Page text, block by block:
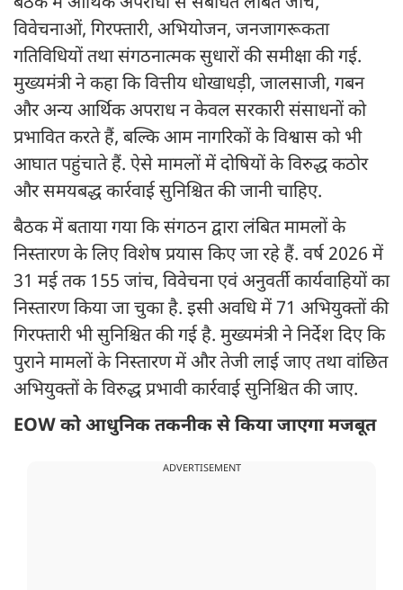
विवेचनाओं, गिरफ्तारी, अभियोजन, जनजागरूकता
गतिविधियों तथा संगठनात्मक सुधारों की समीक्षा की गई.
मुख्यमंत्री ने कहा कि वित्तीय धोखाधड़ी, जालसाजी, गबन
और अन्य आर्थिक अपराध न केवल सरकारी संसाधनों को
प्रभावित करते हैं, बल्कि आम नागरिकों के विश्वास को भी
आघात पहुंचाते हैं. ऐसे मामलों में दोषियों के विरुद्ध कठोर
और समयबद्ध कार्रवाई सुनिश्चित की जानी चाहिए.
बैठक में बताया गया कि संगठन द्वारा लंबित मामलों के
निस्तारण के लिए विशेष प्रयास किए जा रहे हैं. वर्ष 2026 में
31 मई तक 155 जांच, विवेचना एवं अनुवर्ती कार्यवाहियों का
निस्तारण किया जा चुका है. इसी अवधि में 71 अभियुक्तों की
गिरफ्तारी भी सुनिश्चित की गई है. मुख्यमंत्री ने निर्देश दिए कि
पुराने मामलों के निस्तारण में और तेजी लाई जाए तथा वांछित
अभियुक्तों के विरुद्ध प्रभावी कार्रवाई सुनिश्चित की जाए.
EOW को आधुनिक तकनीक से किया जाएगा मजबूत
ADVERTISEMENT